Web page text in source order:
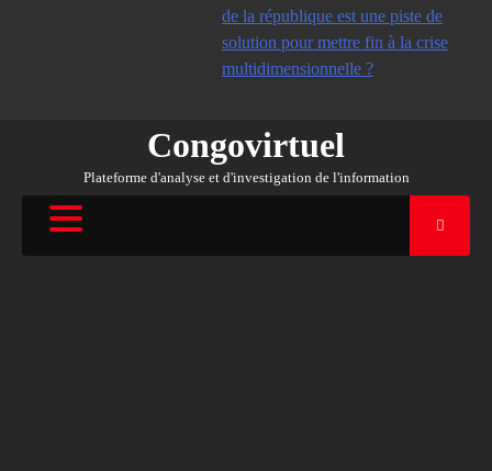
de la république est une piste de
solution pour mettre fin à la crise
multidimensionnelle ?
Congovirtuel
Plateforme d'analyse et d'investigation de l'information